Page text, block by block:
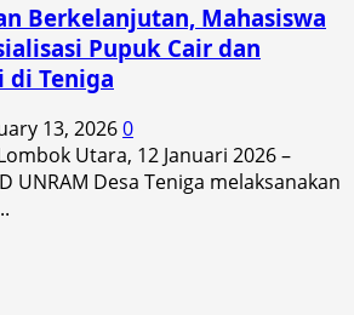
Berkelanjutan, Mahasiswa
Pupuk Cair dan
di Teniga
13, 20260
Utara, 12 Januari 2026 –
UNRAM Desa Teniga melaksanakan